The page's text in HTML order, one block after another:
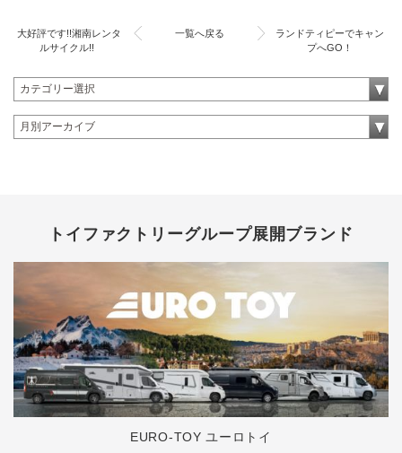
大好評です!!湘南レンタ
ルサイクル!!
一覧へ戻る
ランドティピーでキャン
プへGO！
トイファクトリーグループ展開ブランド
EURO-TOY ユーロトイ